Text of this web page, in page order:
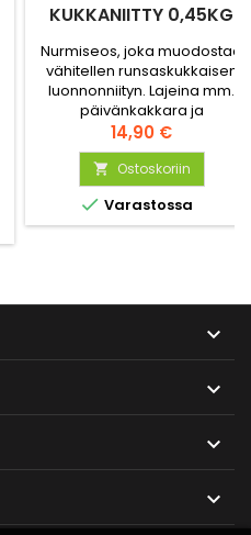
KUKKANIITTY 0,45KG
Nurmiseos, joka muodostaa
vähitellen runsaskukkaisen
luonnonniityn. Lajeina mm.
päivänkakkara ja
ruiskaunokki. Aika näyttää,
mitkä kukat viihtyvät
kasvupaikalla parhaiten.
Kukkaniitty sopii myös kuiviin
ja varjoisiin paikkoihin.
Hinta
14,90 €
 Ostoskoriin
 Varastossa



